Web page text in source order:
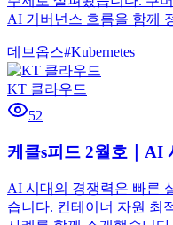
AI 거버넌스 흐름을 함께
데브옵스#Kubernetes
KT 클라우드
52
케클s피드 2월호｜AI
AI 시대의 경쟁력은 빠른
습니다. 컨테이너 자원 최